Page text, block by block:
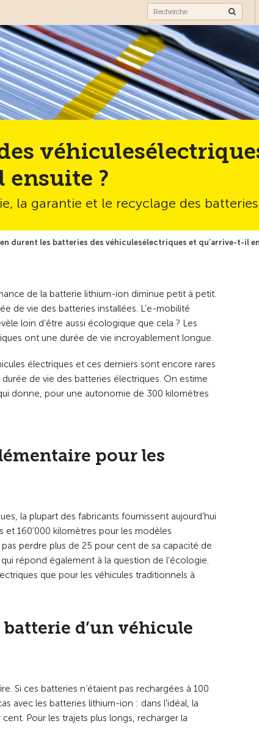
ensuite ?
la garantie et le recyclage des
durent les batteries des véhiculesélectriques et qu’arrive-t-il
de la batterie lithium-ion diminue petit à petit.
de vie des batteries installées. L’e-mobilité
loin d’être aussi écologique que cela ? Les
ont une durée de vie incroyablement longue.
électriques et ces derniers sont encore rares
de vie des batteries électriques. On estime
donne, pour une autonomie de 300 kilomètres
pour les
la plupart des fabricants fournissent aujourd’hui
160’000 kilomètres pour les modèles
perdre plus de 25 pour cent de sa capacité de
répond également à la question de l’écologie.
que pour les véhicules traditionnels à
d’un véhicule
Si ces batteries n’étaient pas rechargées à 100
avec les batteries lithium-ion : dans l’idéal, la
Pour les trajets plus longs, recharger la